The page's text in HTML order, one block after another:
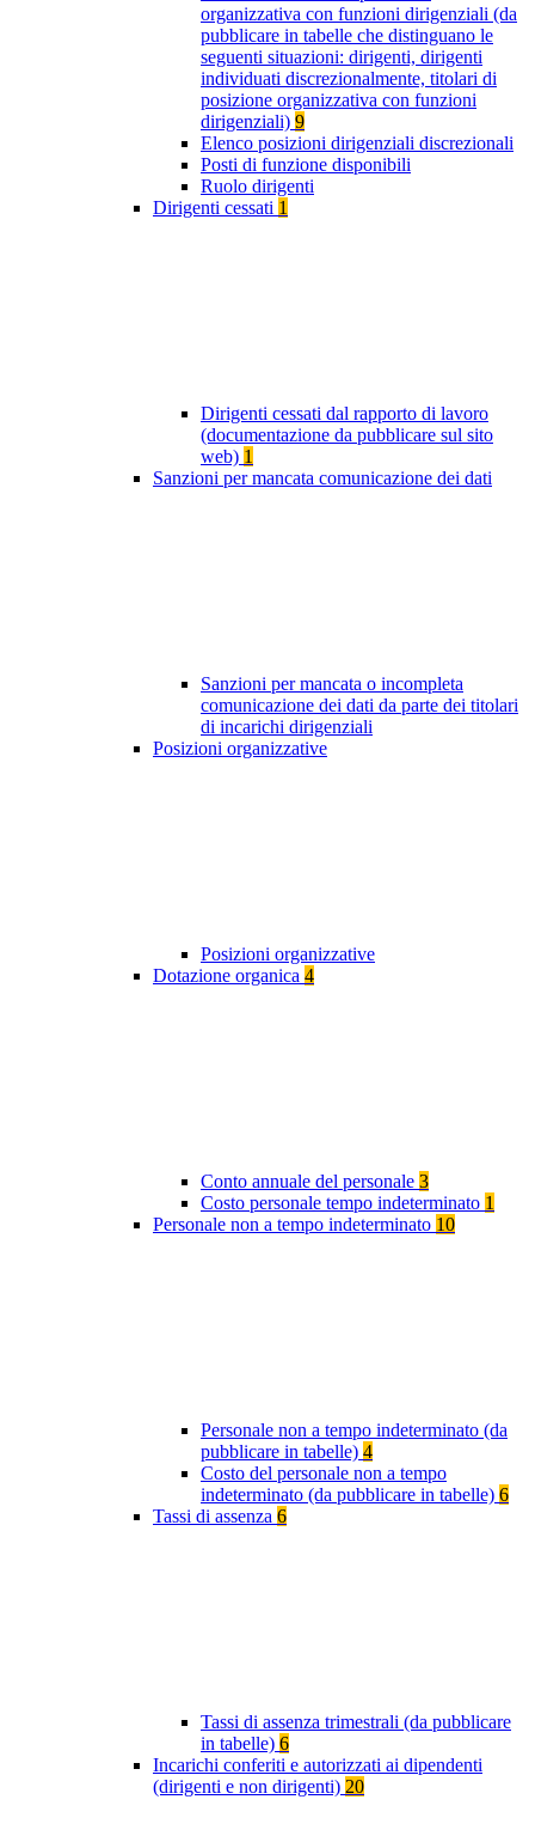
organizzativa con funzioni dirigenziali (da
pubblicare in tabelle che distinguano le
seguenti situazioni: dirigenti, dirigenti
individuati discrezionalmente, titolari di
posizione organizzativa con funzioni
dirigenziali) 9
Elenco posizioni dirigenziali discrezionali
Posti di funzione disponibili
Ruolo dirigenti
Dirigenti cessati 1
Dirigenti cessati dal rapporto di lavoro
(documentazione da pubblicare sul sito
web) 1
Sanzioni per mancata comunicazione dei dati
Sanzioni per mancata o incompleta
comunicazione dei dati da parte dei titolari
di incarichi dirigenziali
Posizioni organizzative
Posizioni organizzative
Dotazione organica 4
Conto annuale del personale 3
Costo personale tempo indeterminato 1
Personale non a tempo indeterminato 10
Personale non a tempo indeterminato (da
pubblicare in tabelle) 4
Costo del personale non a tempo
indeterminato (da pubblicare in tabelle) 6
Tassi di assenza 6
Tassi di assenza trimestrali (da pubblicare
in tabelle) 6
Incarichi conferiti e autorizzati ai dipendenti
(dirigenti e non dirigenti) 20